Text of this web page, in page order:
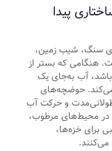
پیدا
سنگ، شیب زمین،
هنگامی که بستر از
آب به‌جای یک
می‌کند. حوضچه‌های
طولانی‌مدت و حرکت آب
محیط‌های مرطوب،
برای خزه‌ها،